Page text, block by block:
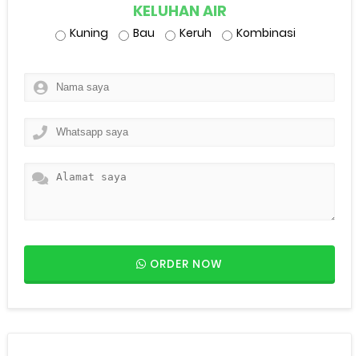
KELUHAN AIR
Kuning Bau Keruh Kombinasi
ORDER NOW